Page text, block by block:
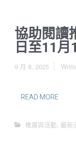
協助閱讀
日至11月
9 月 8, 2025
READ MORE
推廣與活動, 最新